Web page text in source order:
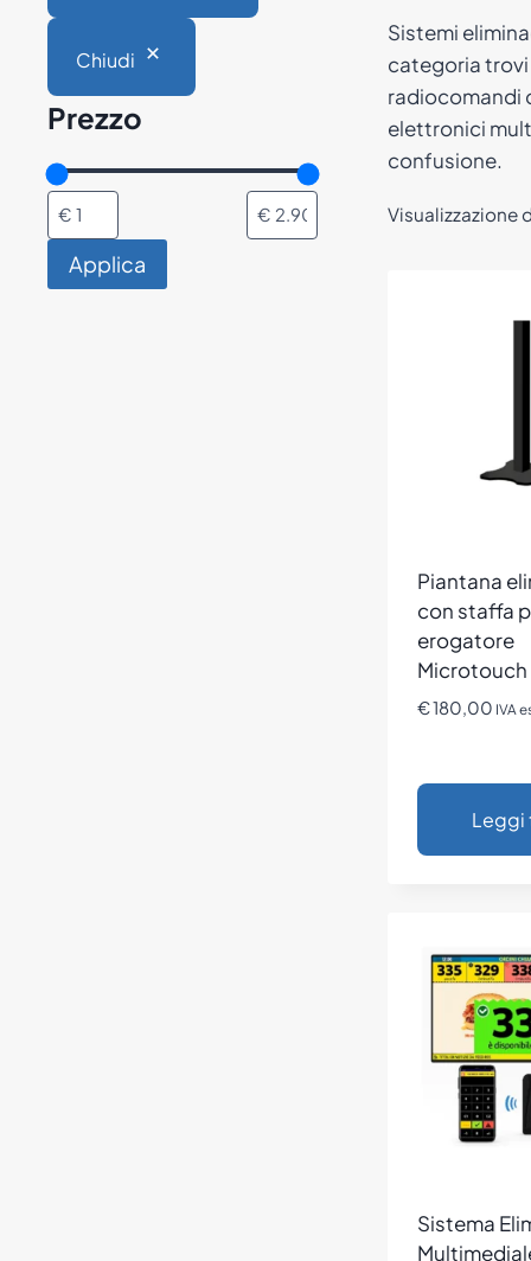
Sistemi
categoria
radiocomandi
elettronici
confusione.
Visualizzazione
Piantana
con staffa
erogatore
Microtouch
€180,00 IVA
Leggi
Sistema
Chiudi
Prezzo
Applica